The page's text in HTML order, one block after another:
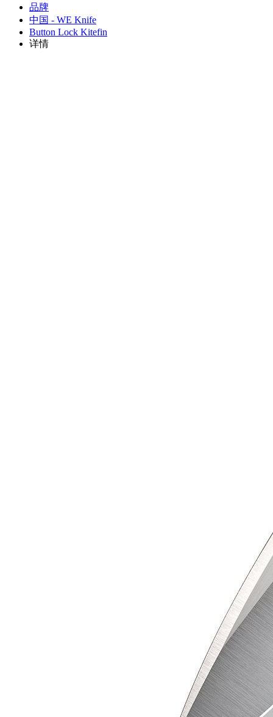
品牌
中国 - WE Knife
Button Lock Kitefin
详情